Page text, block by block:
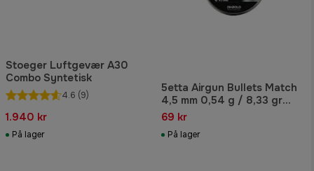
Stoeger Luftgevær A30
Combo Syntetisk
4.6 (9)
1.940 kr
På lager
5etta Airgun Bullets Match
4,5 mm 0,54 g / 8,33 gr
500 stk.
69 kr
På lager